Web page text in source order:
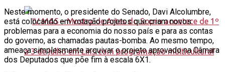
Neste momento, o presidente do Senado, Davi Alcolumbre,
está colocando em votação projetos que criam novos
problemas para a economia do nosso país e para as contas
do governo, as chamadas pautas-bomba. Ao mesmo tempo,
ameaça simplesmente arquivar o projeto aprovado na Câmara
dos Deputados que põe fim à escala 6X1.